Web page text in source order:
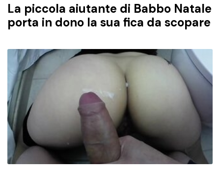
La piccola aiutante di Babbo Natale
porta in dono la sua fica da scopare